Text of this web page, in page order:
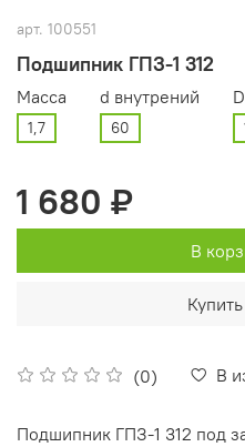
арт. 100551
Подшипник ГПЗ-1 312
(0) В
Масса
1,7
d внутрений
60
1 680 ₽
В
Подшипник ГПЗ-1 312 под